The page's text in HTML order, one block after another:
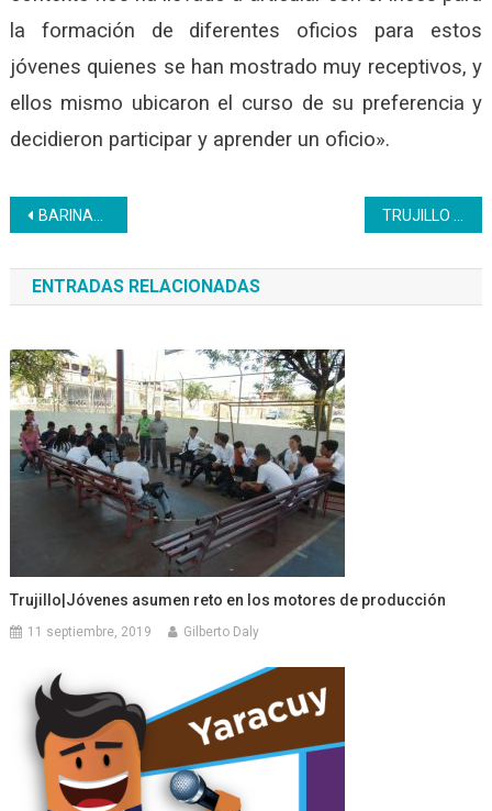
la formación de diferentes oficios para estos
jóvenes quienes se han mostrado muy receptivos, y
ellos mismo ubicaron el curso de su preferencia y
decidieron participar y aprender un oficio».
Navegación
de
entradas
BARINAS | Inces fortalece internacionalización institucional con formación en línea dirigida a los hermanos de Belice TRUJILLO | Inces acompañó a las familias afectadas por las lluvias
ENTRADAS RELACIONADAS
Trujillo|Jóvenes asumen reto en los motores de producción
11 septiembre, 2019 Gilberto Daly